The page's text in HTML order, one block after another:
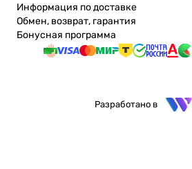
Информация по доставке
Обмен, возврат, гарантия
Бонусная программа
Разработано в